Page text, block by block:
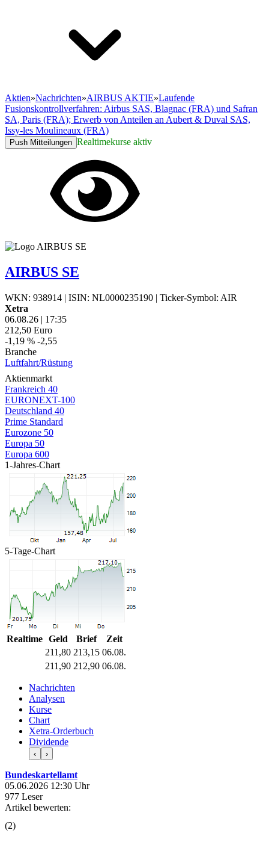
Aktien»Nachrichten»AIRBUS AKTIE»Laufende
Fusionskontrollverfahren: Airbus SAS, Blagnac (FRA) und Safran
SA, Paris (FRA); Erwerb von Anteilen an Aubert & Duval SAS,
Issy-les Moulineaux (FRA)
Push Mitteilungen Realtimekurse aktiv
AIRBUS SE
WKN: 938914 | ISIN: NL0000235190 | Ticker-Symbol: AIR
Xetra
06.08.26 | 17:35
212,50 Euro
-1,19 % -2,55
Branche
Luftfahrt/Rüstung
Aktienmarkt
Frankreich 40
EURONEXT-100
Deutschland 40
Prime Standard
Eurozone 50
Europa 50
Europa 600
1-Jahres-Chart
5-Tage-Chart
Realtime Geld Brief
Zeit
211,80 213,15 06.08.
211,90 212,90 06.08.
Nachrichten
Analysen
Kurse
Chart
Xetra-Orderbuch
Dividende
‹ ›
Bundeskartellamt
05.06.2026 12:30 Uhr
977 Leser
Artikel bewerten:
(2)